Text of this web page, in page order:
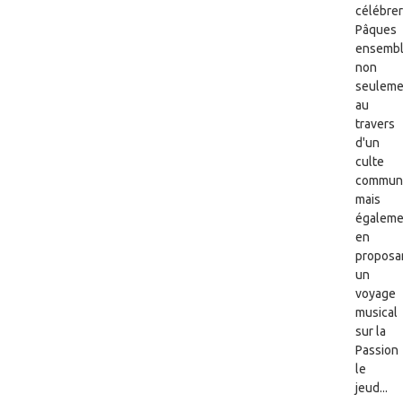
célébrer
Pâques
non
au
travers
d'un
culte
mais
en
un
voyage
musical
sur la
Passion
le
jeud...